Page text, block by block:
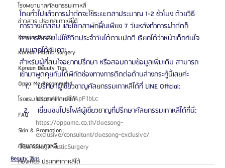
โรงพยาบาลศัลยกรรมเกาหลี
ข่าวสาร ประเทศเกาหลีใต้
Korean Doctor
Korean Plastic Surgery
Korean Beauty Tips
Oppa Me Recommend
โรงแรม ประเทศเกาหลีใต้
FAQ
Skin & Promotion
ศัลยกรรมเกาหลี
ท่องเที่ยว ประเทศเกาหลีใต้
โดยทั่วไปแล้วการผ่าตัดจะใช้ระยะเวลาประมาณ 1-2 ชั่วโมง ด้วยวิธี
การวางยาสลบ และใช้เวลาพักฟื้นเพียง 7 วันหลังทำการผ่าตัดก็
สามารถกลับไปใช้ชีวิตประจำวันได้ตามปกติ เรียกได้ว่าหน้าเด็กทันใจ
แบบเสกได้ทันตา!
สำหรับผู้ที่สนใจอยากปรึกษา หรือสอบถามข้อมูลเพิ่มเติม สามารถ
เข้ามาพูดคุยกันได้พิกัดช่องทางการติดต่อด้านล่างกระทู้นี้เลยค่ะ
ปรึกษาผู้เชี่ยวชาญศัลยกรรมเกาหลีได้ที่ LINE Official:
https://lin.ee/ApP1bLc
เยี่ยมชมโปรไฟล์ผู้เชี่ยวชาญที่ปรึกษาศัลยกรรมเกาหลีได้ที่นี่:
https://oppame.co.th/daesong-
exclusive/consultant/daesong-exclusive/
#BanobagiPlasticSurgery
Beauty Tips